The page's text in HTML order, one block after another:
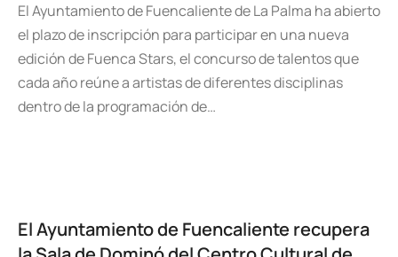
El Ayuntamiento de Fuencaliente de La Palma ha abierto
el plazo de inscripción para participar en una nueva
edición de Fuenca Stars, el concurso de talentos que
cada año reúne a artistas de diferentes disciplinas
dentro de la programación de…
El Ayuntamiento de Fuencaliente recupera